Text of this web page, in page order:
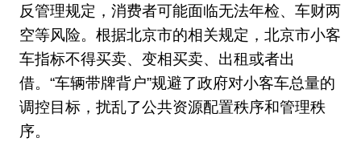
反管理规定，消费者可能面临无法年检、车财两
空等风险。根据北京市的相关规定，北京市小客
车指标不得买卖、变相买卖、出租或者出
借。“车辆带牌背户”规避了政府对小客车总量的
调控目标，扰乱了公共资源配置秩序和管理秩
序。